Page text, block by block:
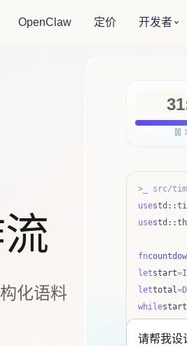
OpenClaw 定价 开发者
化语料
>_ src/
use
use
fn
letstart=
lettotal=
whilestart
sleep(
请帮我设